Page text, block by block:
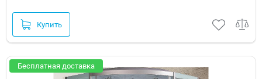
Купить
Бесплатная доставка